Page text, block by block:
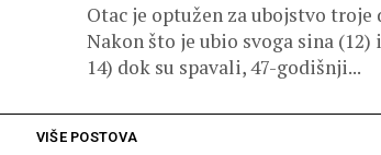
Otac je optužen za ubojstvo troje
Nakon što je ubio svoga sina
14) dok su spavali, 47-godišnji...
VIŠE POSTOVA